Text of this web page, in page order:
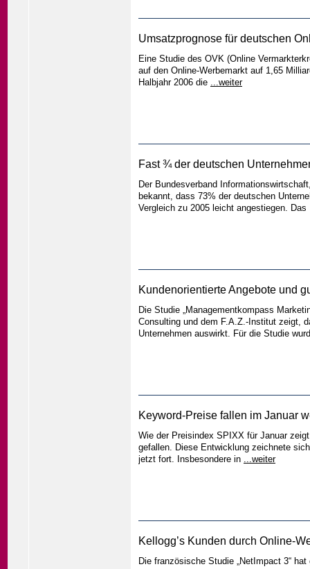
Umsatzprognose für deutschen
Eine Studie des OVK (Online
auf den Online-Werbemarkt auf 1,65
Halbjahr 2006 die ...weiter
Fast ¾ der deutschen
Der Bundesverband
bekannt, dass 73% der deutschen
Vergleich zu 2005 leicht angestiegen.
Kundenorientierte Angebote und
Die Studie „Managementkompass
Consulting und dem F.A.Z.-Institut zeigt,
Unternehmen auswirkt. Für die Studie
Keyword-Preise fallen im Januar
Wie der Preisindex SPIXX für Januar
gefallen. Diese Entwicklung zeichnete
jetzt fort. Insbesondere in ...weiter
Kellogg’s Kunden durch Online-
Die französische Studie „NetImpact 3“